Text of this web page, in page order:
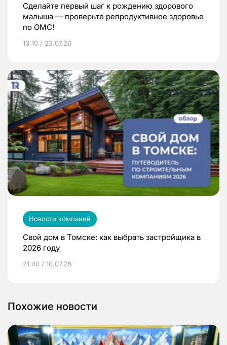
Сделайте первый шаг к рождению здорового
малыша — проверьте репродуктивное здоровье
по ОМС!
13:10 / 23.07.26
Новости компаний
Свой дом в Томске: как выбрать застройщика в
2026 году
21:40 / 10.07.26
Похожие новости